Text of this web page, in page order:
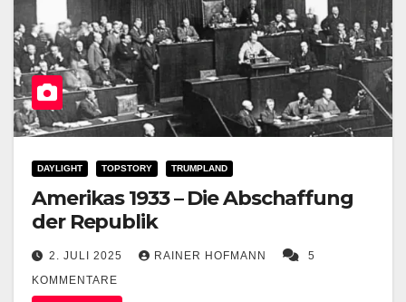
DAYLIGHT TOPSTORY TRUMPLAND
Amerikas 1933 – Die Abschaffung
der Republik
2. JULI 2025 RAINER HOFMANN
5
KOMMENTARE